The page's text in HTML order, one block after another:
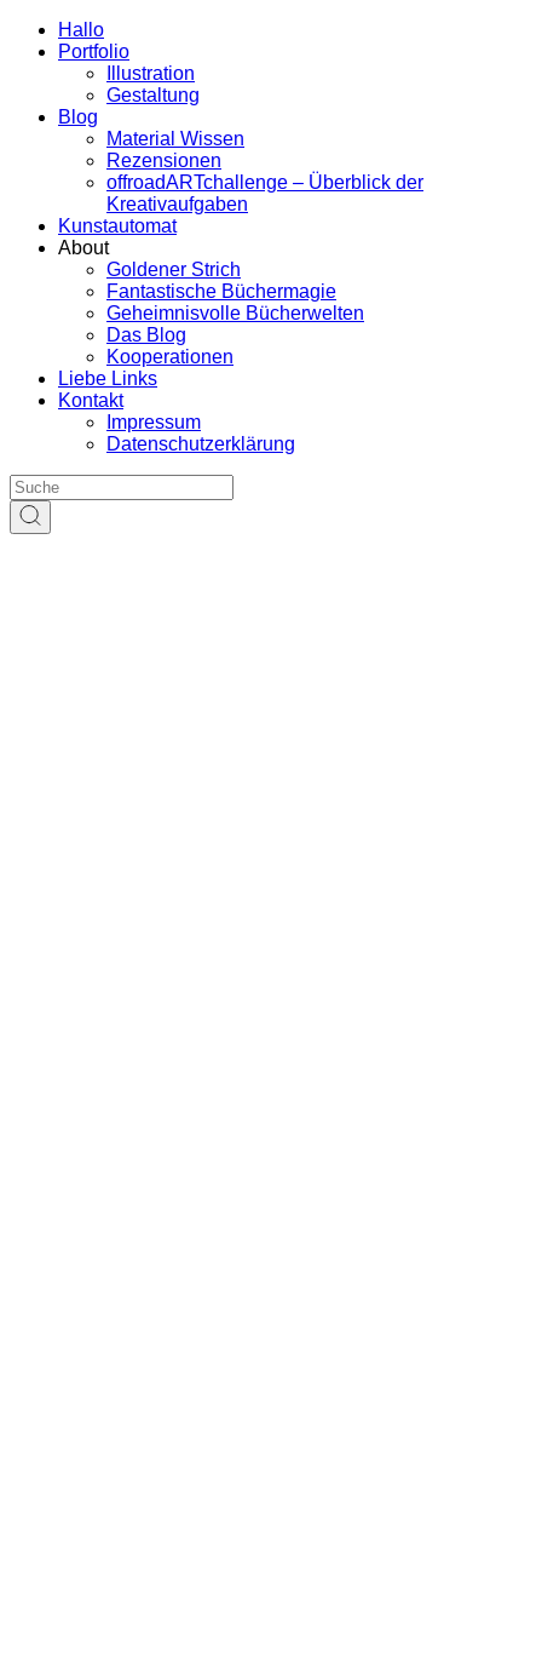
Hallo
Portfolio
Illustration
Gestaltung
Blog
Material Wissen
Rezensionen
offroadARTchallenge – Überblick der
Kreativaufgaben
Kunstautomat
About
Goldener Strich
Fantastische Büchermagie
Geheimnisvolle Bücherwelten
Das Blog
Kooperationen
Liebe Links
Kontakt
Impressum
Datenschutzerklärung